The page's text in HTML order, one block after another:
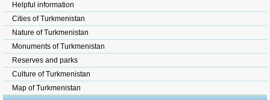
Helpful information
Cities of Turkmenistan
Nature of Turkmenistan
Monuments of Turkmenistan
Reserves and parks
Culture of Turkmenistan
Map of Turkmenistan